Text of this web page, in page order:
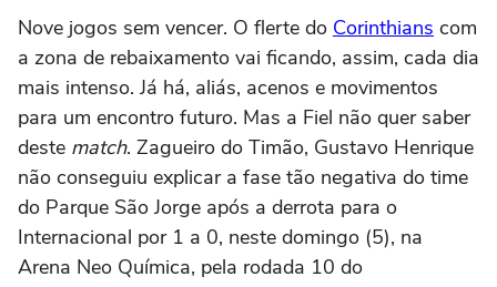
Nove jogos sem vencer. O flerte do Corinthians com
a zona de rebaixamento vai ficando, assim, cada dia
mais intenso. Já há, aliás, acenos e movimentos
para um encontro futuro. Mas a Fiel não quer saber
deste match. Zagueiro do Timão, Gustavo Henrique
não conseguiu explicar a fase tão negativa do time
do Parque São Jorge após a derrota para o
Internacional por 1 a 0, neste domingo (5), na
Arena Neo Química, pela rodada 10 do